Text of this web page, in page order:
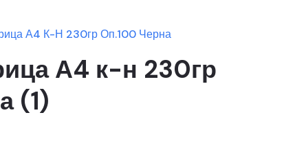
А4 К-Н 230гр Оп.100 Черна
А4 к-н 230гр
(1)